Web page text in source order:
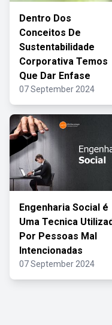
Dentro Dos
Conceitos De
Sustentabilidade
Corporativa Temos
Que Dar Enfase
07 September 2024
Engenharia Social é
Uma Tecnica
Por Pessoas Mal
Intencionadas
07 September 2024